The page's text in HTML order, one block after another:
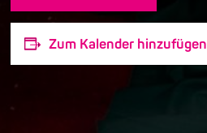
Zum Kalender hinzufügen